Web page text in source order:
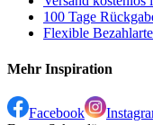
100 Tage
Flexible
Mehr Inspiration
Facebook